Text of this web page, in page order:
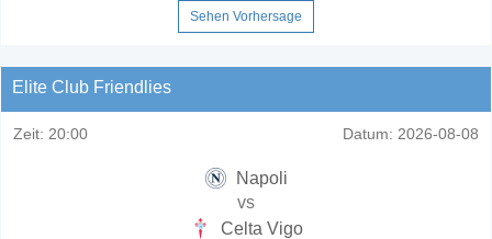
Sehen Vorhersage
Elite Club Friendlies
Zeit: 20:00 Datum: 2026-08-08
Napoli
vs
Celta Vigo